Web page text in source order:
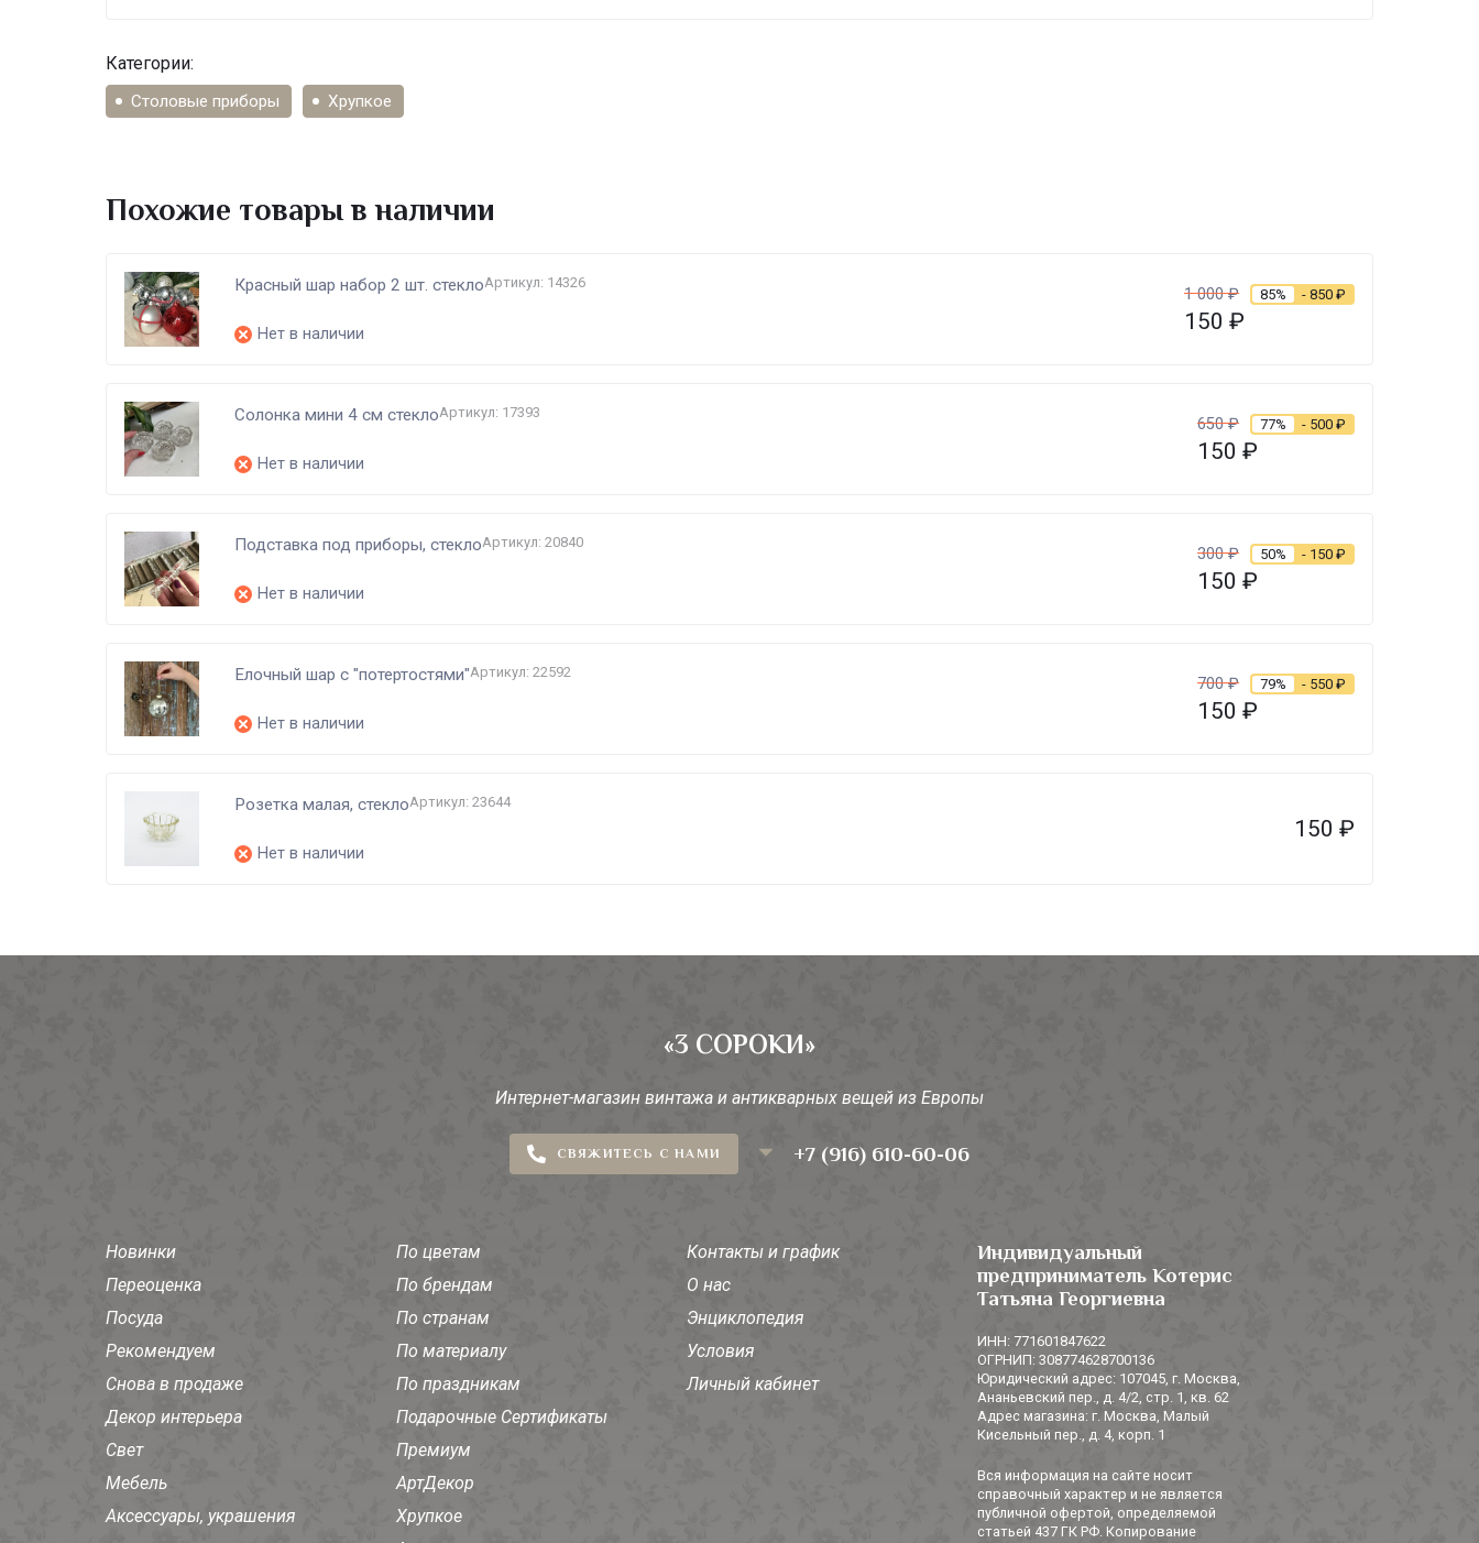
Категории:
Столовые приборы Хрупкое
Похожие товары в наличии
Красный шар набор 2 шт. стеклоАртикул: 14326
Нет в наличии
1 000₽ 85% - 850 ₽
150 ₽
Солонка мини 4 см стеклоАртикул: 17393
Нет в наличии
650₽ 77% - 500 ₽
150 ₽
Подставка под приборы, стеклоАртикул: 20840
Нет в наличии
300₽ 50% - 150 ₽
150 ₽
Елочный шар с "потертостями"Артикул: 22592
Нет в наличии
700₽ 79% - 550 ₽
150 ₽
Розетка малая, стеклоАртикул: 23644
Нет в наличии
150 ₽
«3 СОРОКИ»
Интернет-магазин винтажа и антикварных вещей из Европы
СВЯЖИТЕСЬ С НАМИ +7 (916) 610-60-06
Новинки
Переоценка
Посуда
Рекомендуем
Снова в продаже
Декор интерьера
Свет
Мебель
Аксессуары, украшения
По цветам
По брендам
По странам
По материалу
По праздникам
Подарочные Сертификаты
Премиум
АртДекор
Хрупкое
Контакты и график
О нас
Энциклопедия
Условия
Личный кабинет
Индивидуальный
предприниматель Котерис
Татьяна Георгиевна
ИНН: 771601847622
ОГРНИП: 308774628700136
Юридический адрес: 107045, г. Москва,
Ананьевский пер., д. 4/2, стр. 1, кв. 62
Адрес магазина: г. Москва, Малый
Кисельный пер., д. 4, корп. 1
Вся информация на сайте носит
справочный характер и не является
публичной офертой, определяемой
статьей 437 ГК РФ. Копирование